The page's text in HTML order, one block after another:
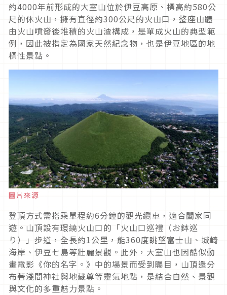
約4000年前形成的大室山位於伊豆高原、標高約580公
尺的休火山，擁有直徑約300公尺的火山口，整座山體
由火山噴發後堆積的火山渣構成，是單成火山的典型範
例，因此被指定為國家天然紀念物，也是伊豆地區的地
標性景點。
圖片來源
登頂方式需搭乘單程約6分鐘的觀光纜車，適合闔家同
遊。山頂設有環繞火山口的「火山口巡禮（お鉢巡
り）」步道，全長約1公里，能360度眺望富士山、城崎
海岸、伊豆七島等壯麗景觀。此外，大室山也因酷似動
畫電影《你的名字。》中的場景而受到矚目，山頂還分
布著淺間神社與地藏尊等靈氣地點，是結合自然、景觀
與文化的多重魅力景點。